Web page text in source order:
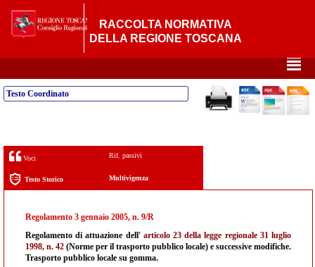
RACCOLTA NORMATIVA
DELLA REGIONE TOSCANA
²
Testo Coordinato
Voci Rif. passivi
Testo Storico Multivigenza
Regolamento 3 gennaio 2005, n. 9/R
Regolamento di attuazione dell' articolo 23 della legge regionale 31 luglio
1998, n. 42 (Norme per il trasporto pubblico locale) e successive modifiche.
Trasporto pubblico locale su gomma.